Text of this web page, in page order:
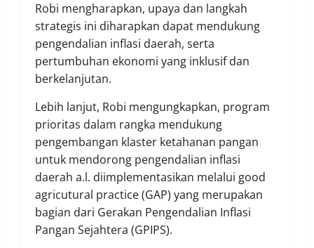
Robi mengharapkan, upaya dan langkah
strategis ini diharapkan dapat mendukung
pengendalian inflasi daerah, serta
pertumbuhan ekonomi yang inklusif dan
berkelanjutan.
Lebih lanjut, Robi mengungkapkan, program
prioritas dalam rangka mendukung
pengembangan klaster ketahanan pangan
untuk mendorong pengendalian inflasi
daerah a.l. diimplementasikan melalui good
agricutural practice (GAP) yang merupakan
bagian dari Gerakan Pengendalian Inflasi
Pangan Sejahtera (GPIPS).